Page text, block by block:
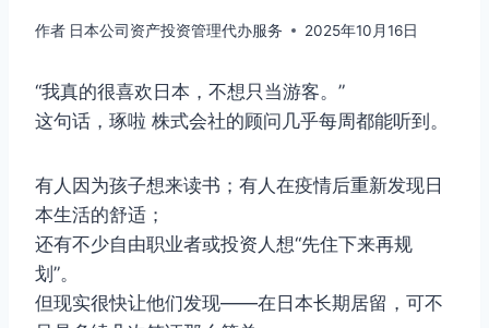
作者 日本公司资产投资管理代办服务 2025年10月16日
“我真的很喜欢日本，不想只当游客。”
这句话，琢啦 株式会社的顾问几乎每周都能听到。
有人因为孩子想来读书；有人在疫情后重新发现日
本生活的舒适；
还有不少自由职业者或投资人想“先住下来再规
划”。
但现实很快让他们发现——在日本长期居留，可不